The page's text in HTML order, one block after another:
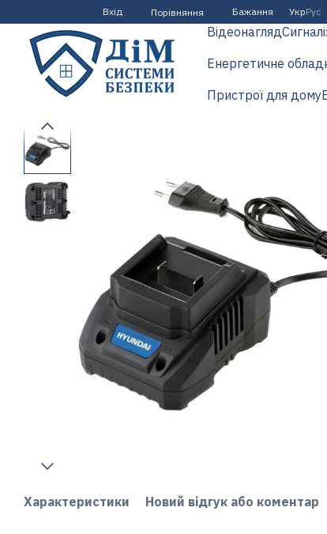
Перейти до основного контенту
Вхід Порівняння Бажання УкрРус
Відеонагляд
Енергетичне
Пристрої для дому
Характеристики Новий відгук або коментар